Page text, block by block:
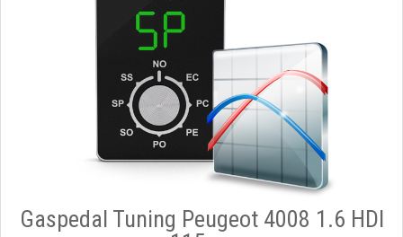
Gaspedal Tuning Peugeot 4008 1.6 HDI